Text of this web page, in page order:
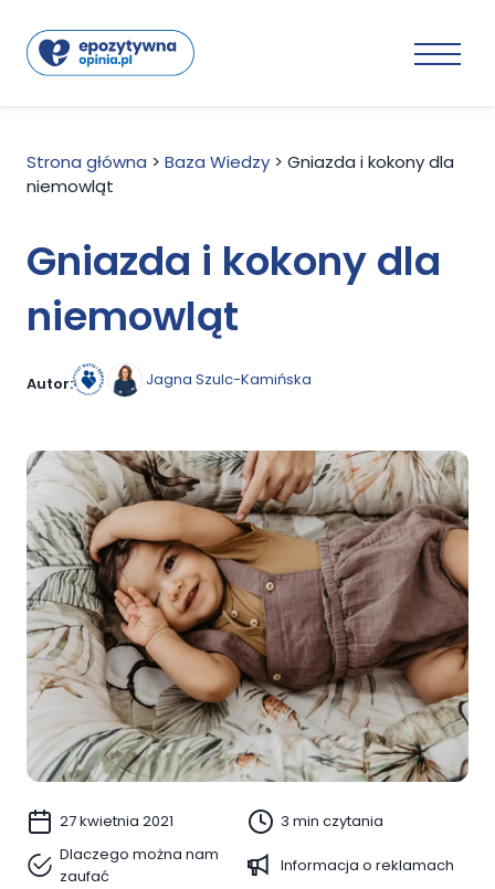
Strona główna > Baza Wiedzy > Gniazda i kokony dla
niemowląt
Gniazda i kokony dla
niemowląt
Autor: Jagna Szulc-Kamińska
27 kwietnia 2021
3 min czytania
Dlaczego można nam
zaufać
Informacja o reklamach